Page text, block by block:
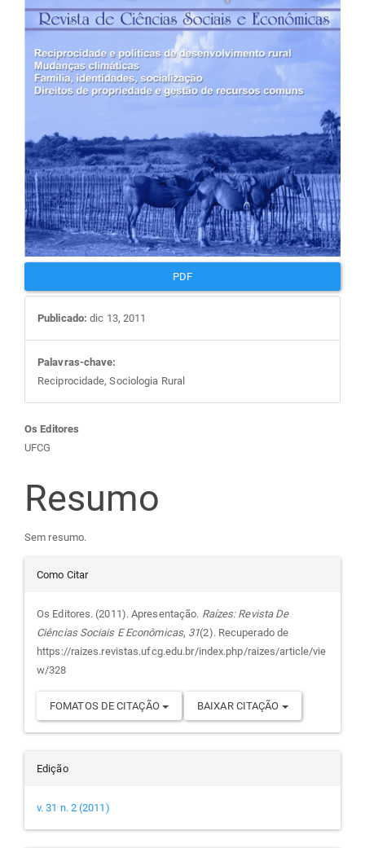
artigos
PDF
Publicado: dic 13, 2011
Palavras-chave:
Reciprocidade, Sociologia Rural
Conteúdo
do
artigo
principal
Os Editores
UFCG
Resumo
Sem resumo.
Detalhes
do
artigo
Como Citar
Os Editores. (2011). Apresentação. Raízes: Revista De
Ciências Sociais E Econômicas, 31(2). Recuperado de
https://raizes.revistas.ufcg.edu.br/index.php/raizes/article/vie
w/328
FOMATOS DE CITAÇÃO BAIXAR CITAÇÃO
Edição
v. 31 n. 2 (2011)